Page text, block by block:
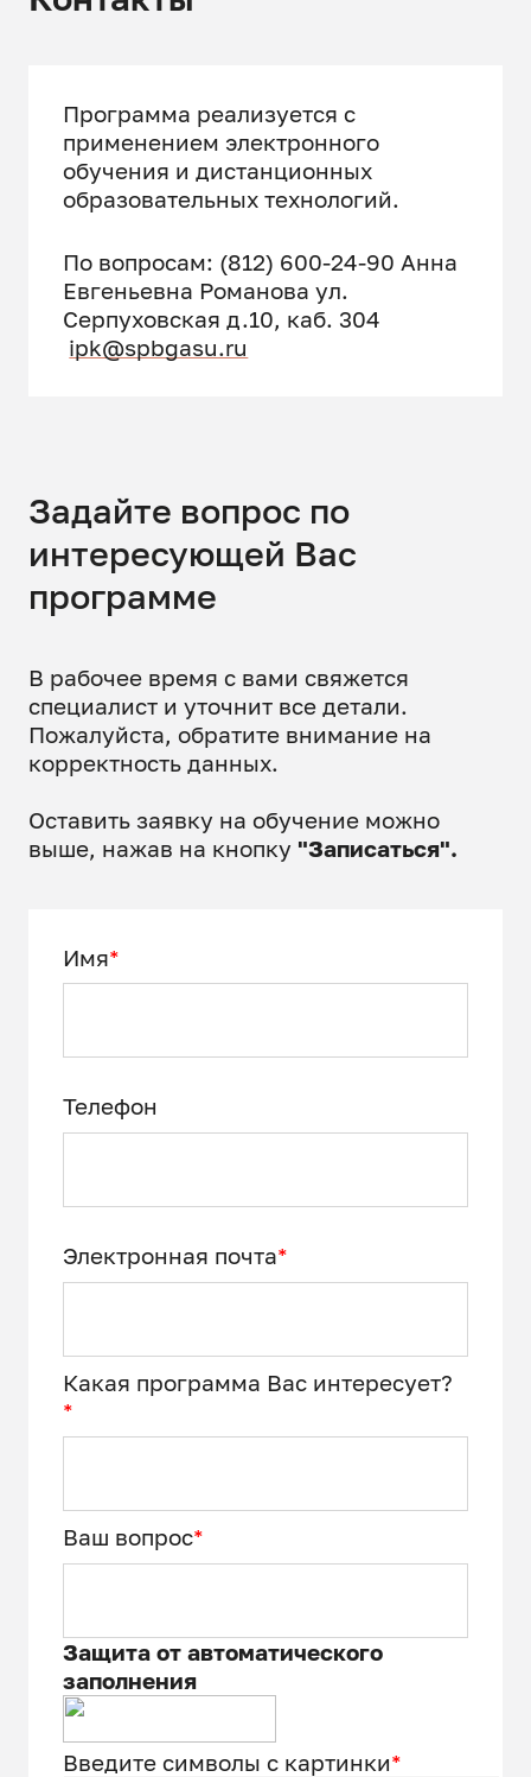
Требования ПЗЗ (определение
территориальной зоны,
градостроительный регламент,
предельные параметры
НГП (нормативы
градостроительного
проектирования) требования к
требований (санитарные и
противопожарные нормы).
Определение технико-
экономических показателей с
правовых требований.
Программа реализуется с
применением электронного
обучения и дистанционных
образовательных технологий.
По вопросам: (812) 600-24-90 Анна
Евгеньевна Романова ул.
Серпуховская д.10, каб. 304
ipk@spbgasu.ru
Задайте вопрос по
интересующей Вас
программе
В рабочее время с вами свяжется
специалист и уточнит все детали.
Пожалуйста, обратите внимание на
корректность данных.
Оставить заявку на обучение можно
выше, нажав на кнопку "Записаться".
Имя*
Телефон
Электронная почта*
Какая программа Вас интересует?
*
Ваш вопрос*
Защита от автоматического
заполнения
Введите символы с картинки*